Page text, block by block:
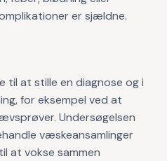
er sjældne.
til at stille en diagnose og i
for eksempel ved at
Undersøgelsen
væskeansamlinger
at vokse sammen